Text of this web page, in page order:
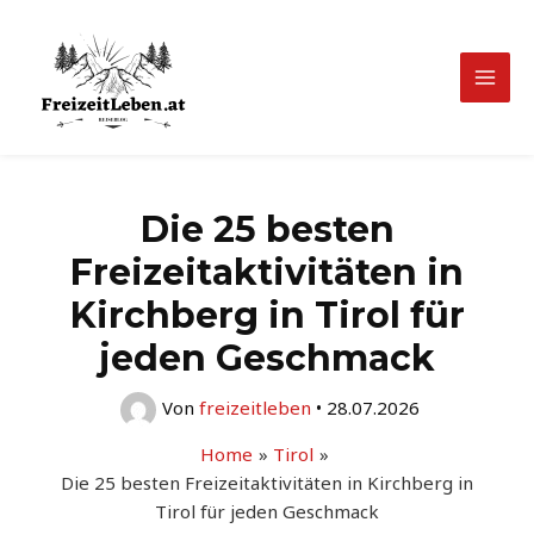
springen
Main
Die 25 besten
Freizeitaktivitäten in
Kirchberg in Tirol für
jeden Geschmack
Von freizeitleben • 28.07.2026
Home
Tirol
Die 25 besten Freizeitaktivitäten in Kirchberg in
Tirol für jeden Geschmack